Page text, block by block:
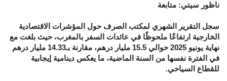
ناظور سيتي: متابعة
سجل التقرير الشهري لمكتب الصرف حول المؤشرات الاقتصادية
الخارجية ارتفاعًا ملحوظًا في عائدات السفر بالمغرب، حيث بلغت مع
نهاية يونيو 2025 حوالي 15.5 مليار درهم، مقارنة بـ14.33 مليار درهم
في الفترة نفسها من السنة الماضية، ما يعكس دينامية إيجابية
للقطاع السياحي.